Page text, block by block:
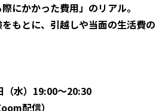
にかかった費用」のリアル。
、引越しや当面の生活費の
（水）19:00〜20:30
配信）